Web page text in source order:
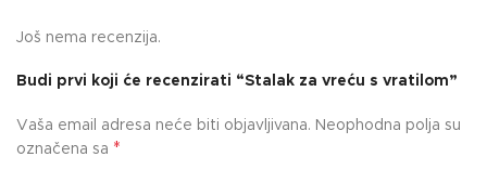
Još nema recenzija.
Budi prvi koji će recenzirati “Stalak za vreću s vratilom”
Vaša email adresa neće biti objavljivana. Neophodna polja su
označena sa *